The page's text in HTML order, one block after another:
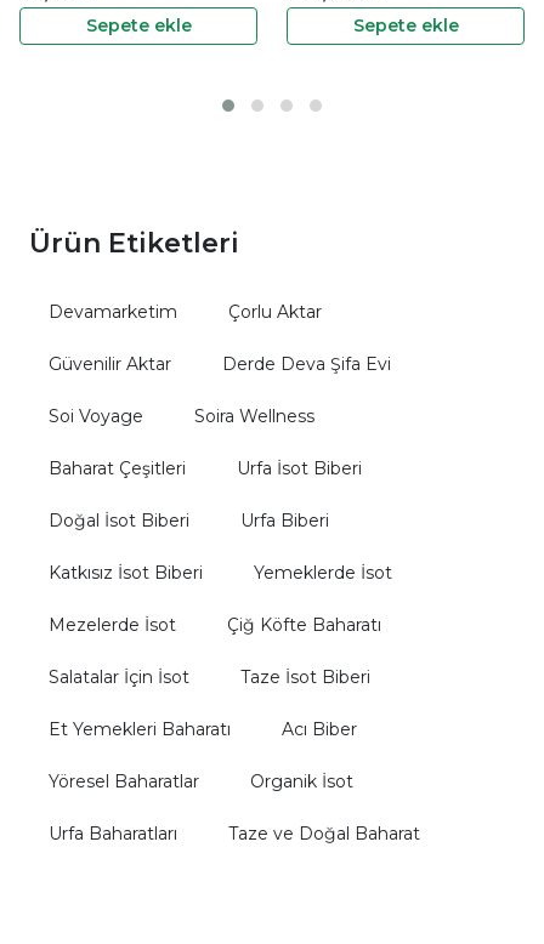
Ürün Etiketleri
Devamarketim Çorlu Aktar
Güvenilir Aktar Derde Deva Şifa Evi
Soi Voyage Soira Wellness
Baharat Çeşitleri Urfa İsot Biberi
Doğal İsot Biberi Urfa Biberi
Katkısız İsot Biberi Yemeklerde İsot
Mezelerde İsot Çiğ Köfte Baharatı
Salatalar İçin İsot Taze İsot Biberi
Et Yemekleri Baharatı Acı Biber
Yöresel Baharatlar Organik İsot
Urfa Baharatları Taze ve Doğal Baharat